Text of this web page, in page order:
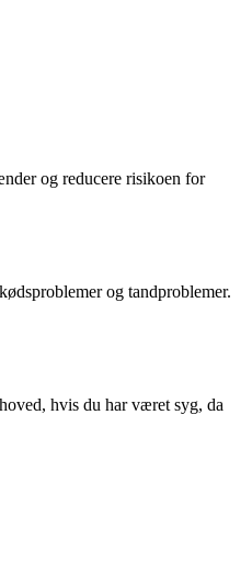
og reducere risikoen for
og tandproblemer.
hvis du har været syg, da